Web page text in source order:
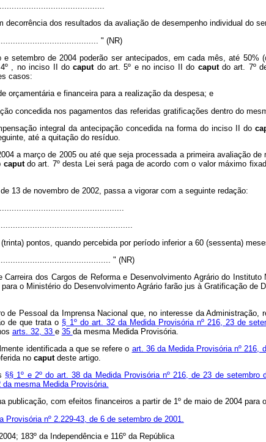
decorrência dos resultados da avaliação de desempenho individual do
" (NR)
e setembro de 2004 poderão ser antecipados, em cada mês, até
4º , no inciso II docaput do art. 5º e no inciso II do caput do art. 7º
casos:
orçamentária e financeira para a realização da despesa; e
concedida nos pagamentos das referidas gratificações dentro do
integral da antecipação concedida na forma do inciso II do
até a quitação do resíduo.
a março de 2005 ou até que seja processada a primeira avaliação
caput do art. 7º desta Lei será paga de acordo com o valor máximo
13 de novembro de 2002, passa a vigorar com a seguinte redação:
pontos, quando percebida por período inferior a 60 (sessenta)
" (NR)
dos Cargos de Reforma e Desenvolvimento Agrário do
o Ministério do Desenvolvimento Agrário farão jus à Gratificação
de Pessoal da Imprensa Nacional que, no interesse da
de que trata o § 1º do art. 32 da Medida Provisória nº 216, 23 de
arts. 32, 33 e 35 da mesma Medida Provisória.
identificada a que se refere o art. 36 da Medida Provisória nº 216,
no caput deste artigo.
§§ 1º e 2º do art. 38 da Medida Provisória nº 216, de 23 de setembro
da mesma Medida Provisória.
com efeitos financeiros a partir de 1º de maio de 2004 para
Provisória nº 2.229-43, de 6 de setembro de 2001.
183º da Independência e 116º da República